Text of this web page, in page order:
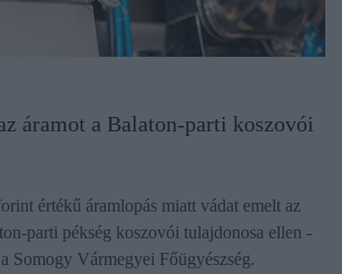
áramot a Balaton-parti koszovói
értékű áramlopás miatt vádat emelt az
parti pékség koszovói tulajdonosa ellen -
Somogy Vármegyei Főügyészség.